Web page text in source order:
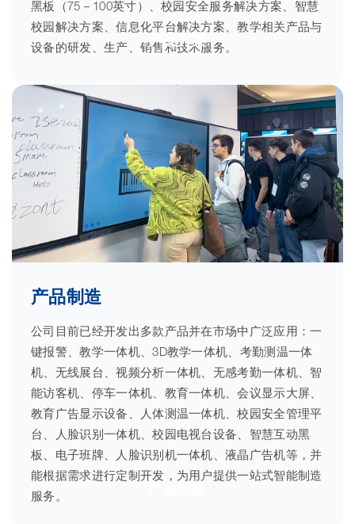
产品方案
黑板（75－100英寸）、校园安全服务解决方案、智慧
校园解决方案、信息化平台解决方案、教学相关产品与
设备的研发、生产、销售和技术服务。
产品制造
公司目前已经开发出多款产品并在市场中广泛应用：一
键报警、教学一体机、3D教学一体机、考勤测温一体
机、无线展台、视频分析一体机、无感考勤一体机、智
能访客机、停车一体机、教育一体机、会议显示大屏、
教育广告显示设备、人体测温一体机、校园安全管理平
台、人脸识别一体机、校园电视台设备、智慧互动黑
板、电子班牌、人脸识别机一体机、液晶广告机等，并
能根据需求进行定制开发，为用户提供一站式智能制造
服务。